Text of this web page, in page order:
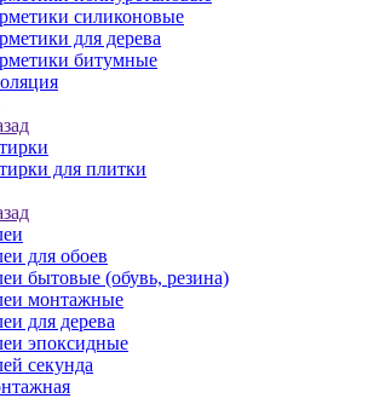
силиконовые
для дерева
битумные
для плитки
для обоев
бытовые (обувь, резина)
монтажные
для дерева
эпоксидные
секунда